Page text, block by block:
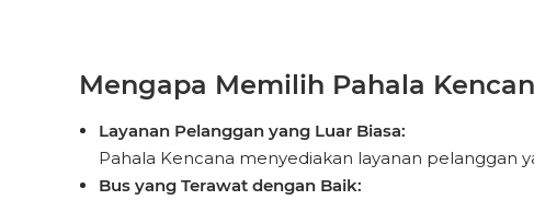
Mengapa Memilih Pahala
Layanan Pelanggan yang Luar Biasa:
Pahala Kencana menyediakan layanan pelanggan
Bus yang Terawat dengan Baik: